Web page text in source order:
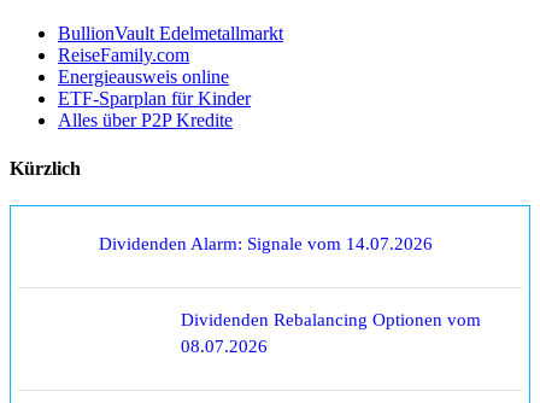
BullionVault Edelmetallmarkt
ReiseFamily.com
Energieausweis online
ETF-Sparplan für Kinder
Alles über P2P Kredite
Kürzlich
Dividenden Alarm: Signale vom 14.07.2026
Dividenden Rebalancing Optionen vom
08.07.2026